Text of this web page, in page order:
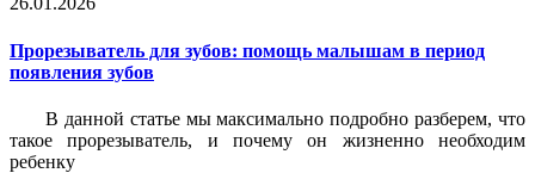
Прорезыватель для зубов: помощь малышам в период
появления зубов
В данной статье мы максимально подробно разберем, что
такое прорезыватель, и почему он жизненно необходим
ребенку